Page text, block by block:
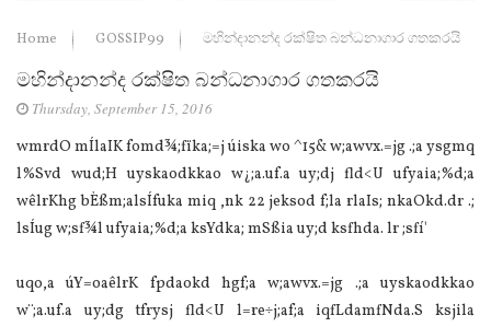
Home GOSSIP99 මහින්දානන්ද රක්ෂිත බන්ධනාගාර ගතකරයි
මහින්දානන්ද රක්ෂිත බන්ධනාගාර ගතකරයි
Thursday, September 15, 2016
wmrdO mÍlaIK fomd¾;fïka;=j úiska wo ^15& w;awvx.=jg .;a ysgmq
l%Svd wud;H uyskaodkkao w¿;a.uf.a uy;dj fld<U ufyaia;%d;a
wêlrKhg bÈßm;alsÍfuka miq ,nk 22 jeksod f;la rlaIs; nkaOkd.dr .;
lsÍug w;sf¾l ufyaia;%d;a ksYdka; mSßia uy;d ksfhda. lr ;sfí'
uqo,a úY=oaêlrK fpdaokd hgf;a w;awvx.=jg .;a uyskaodkkao
w¨‍;a.uf.a uy;dg tfrysj fld<U l=re÷j;af;a iqfLdamfNda.S ksjila